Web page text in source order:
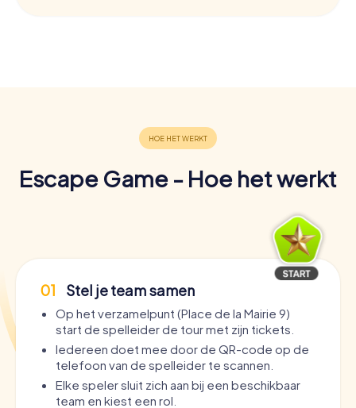
Escape Game - Hoe het werkt
01 Stel je team samen
Op het verzamelpunt (Place de la Mairie 9)
start de spelleider de tour met zijn tickets.
Iedereen doet mee door de QR-code op de
telefoon van de spelleider te scannen.
Elke speler sluit zich aan bij een beschikbaar
team en kiest een rol.